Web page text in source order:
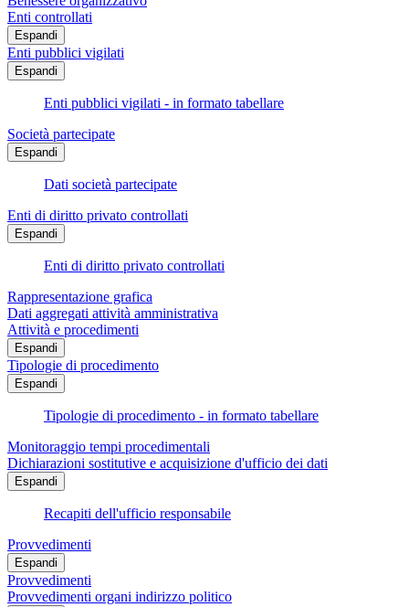
Enti controllati
Espandi
Enti pubblici vigilati
Espandi
Enti pubblici vigilati - in formato tabellare
Società partecipate
Espandi
Dati società partecipate
Enti di diritto privato controllati
Espandi
Enti di diritto privato controllati
Rappresentazione grafica
Dati aggregati attività amministrativa
Attività e procedimenti
Espandi
Tipologie di procedimento
Espandi
Tipologie di procedimento - in formato tabellare
Monitoraggio tempi procedimentali
Dichiarazioni sostitutive e acquisizione d'ufficio dei dati
Espandi
Recapiti dell'ufficio responsabile
Provvedimenti
Espandi
Provvedimenti
Provvedimenti organi indirizzo politico